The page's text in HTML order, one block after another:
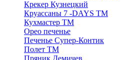
Крекер Кузнецкий
Круассаны 7 -DAYS ТМ
Кухмастер ТМ
Орео печенье
Печенье Супер-Контик
Полет ТМ
Пряник Демичев